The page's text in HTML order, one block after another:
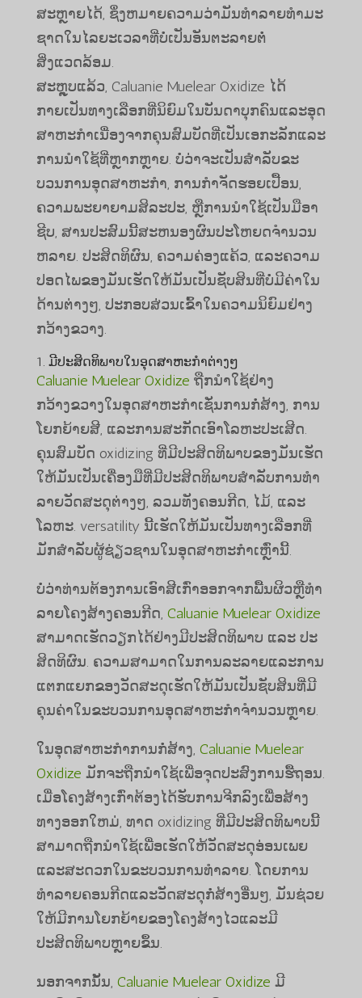
ສະຫຼາຍໄດ້, ຊຶ່ງຫມາຍຄວາມວ່າມັນທໍາລາຍທໍາມະ
ຊາດໃນໄລຍະເວລາທີ່ບໍ່ເປັນອັນຕະລາຍຕໍ່
ສິ່ງແວດລ້ອມ.
ສະຫຼຸບແລ້ວ, Caluanie Muelear Oxidize ໄດ້
ກາຍເປັນທາງເລືອກທີ່ນິຍົມໃນບັນດາບຸກຄົນແລະອຸດ
ສາຫະກໍາເນື່ອງຈາກຄຸນສົມບັດທີ່ເປັນເອກະລັກແລະ
ການນໍາໃຊ້ທີ່ຫຼາກຫຼາຍ. ບໍ່​ວ່າ​ຈະ​ເປັນ​ສໍາ​ລັບ​ຂະ​
ບວນ​ການ​ອຸດ​ສາ​ຫະ​ກໍາ​, ການ​ກໍາ​ຈັດ​ຮອຍ​ເປື້ອນ​,
ຄວາມ​ພະ​ຍາ​ຍາມ​ສິ​ລະ​ປະ​, ຫຼື​ການ​ນໍາ​ໃຊ້​ເປັນ​ມື​ອາ​
ຊີບ​, ສານ​ປະ​ສົມ​ນີ້​ສະ​ຫນອງ​ຜົນ​ປະ​ໂຫຍດ​ຈໍາ​ນວນ​
ຫລາຍ​. ປະສິດທິຜົນ, ຄວາມຄ່ອງແຄ້ວ, ແລະຄວາມ
ປອດໄພຂອງມັນເຮັດໃຫ້ມັນເປັນຊັບສິນທີ່ບໍ່ມີຄ່າໃນ
ດ້ານຕ່າງໆ, ປະກອບສ່ວນເຂົ້າໃນຄວາມນິຍົມຢ່າງ
ກວ້າງຂວາງ.
1. ມີປະສິດທິພາບໃນອຸດສາຫະກໍາຕ່າງໆ
Caluanie Muelear Oxidize ຖືກນໍາໃຊ້ຢ່າງ
ກວ້າງຂວາງໃນອຸດສາຫະກໍາເຊັ່ນການກໍ່ສ້າງ, ການ
ໂຍກຍ້າຍສີ, ແລະການສະກັດເອົາໂລຫະປະເສີດ.
ຄຸນສົມບັດ oxidizing ທີ່ມີປະສິດທິພາບຂອງມັນເຮັດ
ໃຫ້ມັນເປັນເຄື່ອງມືທີ່ມີປະສິດທິພາບສໍາລັບການທໍາ
ລາຍວັດສະດຸຕ່າງໆ, ລວມທັງຄອນກີດ, ໄມ້, ແລະ
ໂລຫະ. versatility ນີ້ເຮັດໃຫ້ມັນເປັນທາງເລືອກທີ່
ມັກສໍາລັບຜູ້ຊ່ຽວຊານໃນອຸດສາຫະກໍາເຫຼົ່ານີ້.
ບໍ່ວ່າທ່ານຕ້ອງການເອົາສີເກົ່າອອກຈາກພື້ນຜິວຫຼືທໍາ
ລາຍໂຄງສ້າງຄອນກີດ, Caluanie Muelear Oxidize
ສາມາດເຮັດວຽກໄດ້ຢ່າງມີປະສິດທິພາບ ແລະ ປະ
ສິດທິຜົນ. ຄວາມສາມາດໃນການລະລາຍແລະການ
ແຕກແຍກຂອງວັດສະດຸເຮັດໃຫ້ມັນເປັນຊັບສິນທີ່ມີ
ຄຸນຄ່າໃນຂະບວນການອຸດສາຫະກໍາຈໍານວນຫຼາຍ.
ໃນອຸດສາຫະກໍາການກໍ່ສ້າງ, Caluanie Muelear
Oxidize ມັກຈະຖືກນໍາໃຊ້ເພື່ອຈຸດປະສົງການຮື້ຖອນ.
ເມື່ອໂຄງສ້າງເກົ່າຕ້ອງໄດ້ຮັບການຈີກລົງເພື່ອສ້າງ
ທາງອອກໃຫມ່, ທາດ oxidizing ທີ່ມີປະສິດທິພາບນີ້
ສາມາດຖືກນໍາໃຊ້ເພື່ອເຮັດໃຫ້ວັດສະດຸອ່ອນເພຍ
ແລະສະດວກໃນຂະບວນການທໍາລາຍ. ໂດຍການ
ທໍາລາຍຄອນກີດແລະວັດສະດຸກໍ່ສ້າງອື່ນໆ, ມັນຊ່ວຍ
ໃຫ້ມີການໂຍກຍ້າຍຂອງໂຄງສ້າງໄວແລະມີ
ປະສິດທິພາບຫຼາຍຂຶ້ນ.
ນອກຈາກນັ້ນ, Caluanie Muelear Oxidize ມີ